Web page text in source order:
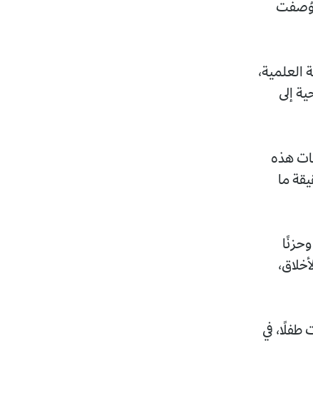
وُصفت
العلمية،
إلى
هذه
ما
طفلًا، في